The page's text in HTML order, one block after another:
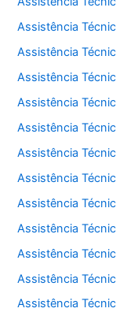
Assistência
Assistência
Assistência
Assistência
Assistência
Assistência
Assistência
Assistência
Assistência
Assistência
Assistência
Assistência